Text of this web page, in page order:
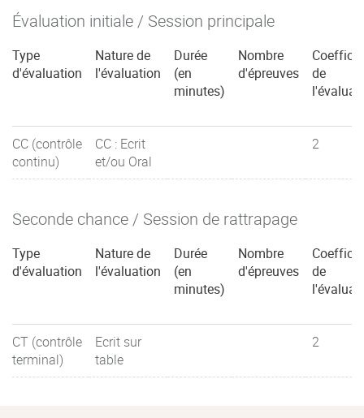
Évaluation initiale / Session principale
Type
d'évaluation
Nature de
l'évaluation
Durée
(en
minutes)
Nombre
d'épreuves
de
CC (contrôle
continu)
CC : Ecrit
et/ou Oral
2
Seconde chance / Session de rattrapage
Type
d'évaluation
Nature de
l'évaluation
Durée
(en
minutes)
Nombre
d'épreuves
de
CT (contrôle
terminal)
Ecrit sur
table
2